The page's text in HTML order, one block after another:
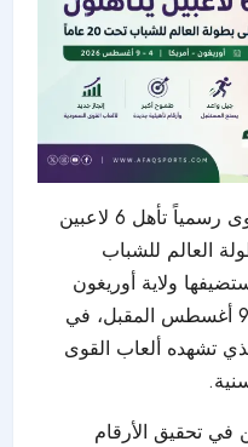
أعلن الاتحاد السعودي لألعاب القوى رسمياً تأهل 6 لاعبين
العالم للشباب
والتي تستضيفها ولاية أوريغون
الأمريكية خلال الفترة من 4 إلى 9 أغسطس المقبل، في
تشهده ألعاب القوى
في تحقيق الأرقام